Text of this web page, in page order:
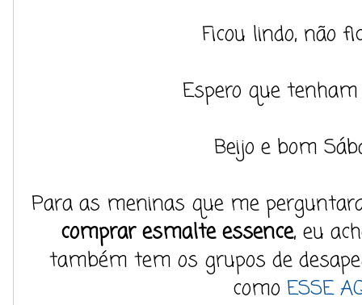
Ficou lindo, não
Espero que
Beijo e bom
Para as meninas que me
comprar esmalte essence, eu
também tem os grupos de
como ESSE